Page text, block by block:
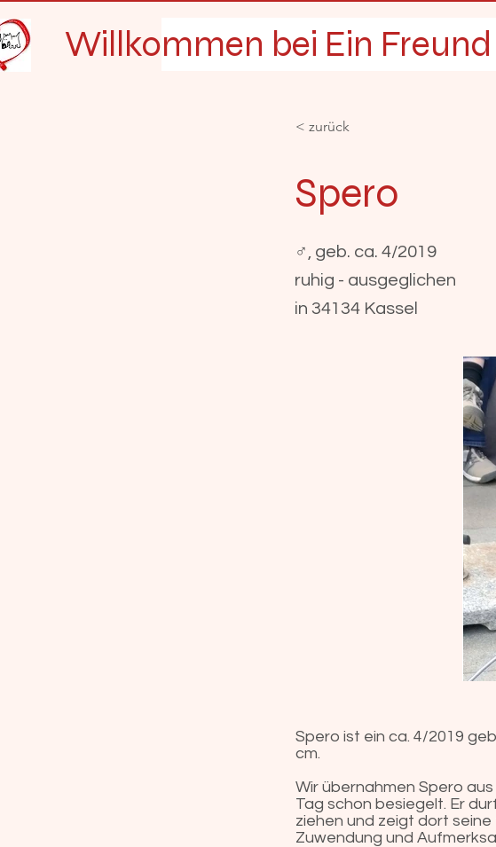
Willkommen bei Ein Freund
< zurück
Spero
♂, geb. ca. 4/2019
ruhig - ausgeglichen
in 34134 Kassel
Spero ist ein ca. 4/2019
cm.
Wir übernahmen Spero
Tag schon besiegelt. Er
ziehen und zeigt dort
Zuwendung und